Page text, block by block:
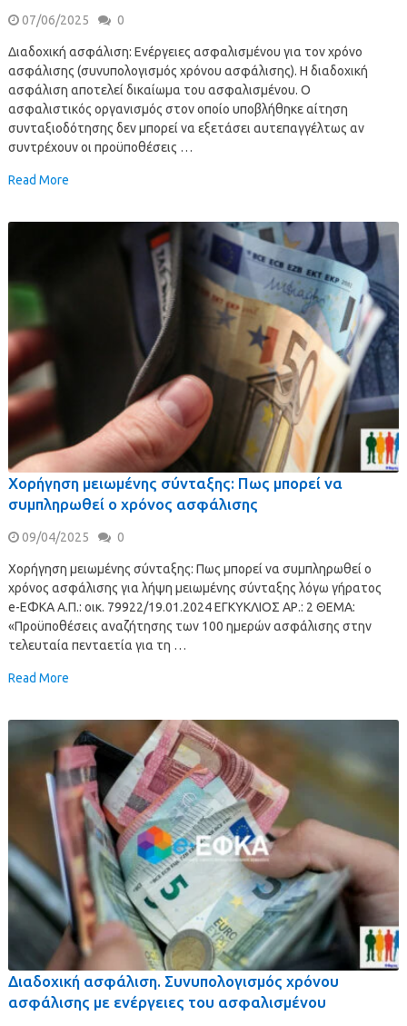
07/06/2025 0
Διαδοχική ασφάλιση: Ενέργειες ασφαλισμένου για τον χρόνο
ασφάλισης (συνυπολογισμός χρόνου ασφάλισης). Η διαδοχική
ασφάλιση αποτελεί δικαίωμα του ασφαλισμένου. Ο
ασφαλιστικός οργανισμός στον οποίο υποβλήθηκε αίτηση
συνταξιοδότησης δεν μπορεί να εξετάσει αυτεπαγγέλτως αν
συντρέχουν οι προϋποθέσεις …
Read More
Χορήγηση μειωμένης σύνταξης: Πως μπορεί να
συμπληρωθεί ο χρόνος ασφάλισης
09/04/2025 0
Χορήγηση μειωμένης σύνταξης: Πως μπορεί να συμπληρωθεί ο
χρόνος ασφάλισης για λήψη μειωμένης σύνταξης λόγω γήρατος
e-ΕΦΚΑ Α.Π.: οικ. 79922/19.01.2024 ΕΓΚΥΚΛΙΟΣ ΑΡ.: 2 ΘΕΜΑ:
«Προϋποθέσεις αναζήτησης των 100 ημερών ασφάλισης στην
τελευταία πενταετία για τη …
Read More
Διαδοχική ασφάλιση. Συνυπολογισμός χρόνου
ασφάλισης με ενέργειες του ασφαλισμένου